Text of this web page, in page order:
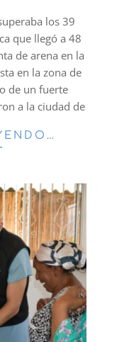
los 39
que llegó a 48
de arena en la
en la zona de
de un fuerte
a la ciudad de